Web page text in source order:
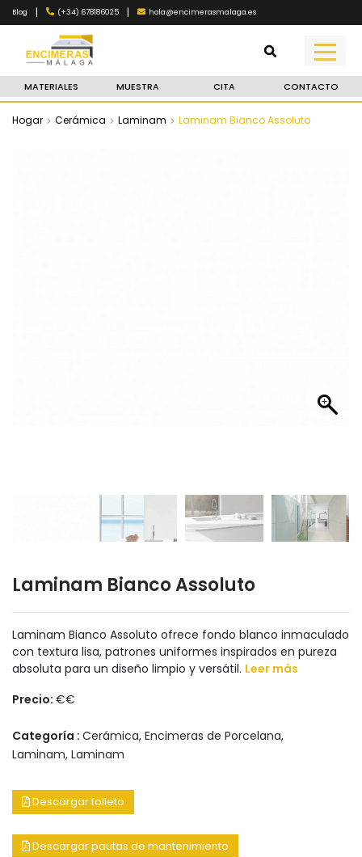
Blog | (+34) 678186025 | hola@encimerasmalaga.es
MATERIALES MUESTRA CITA CONTACTO
Hogar Cerámica Laminam Laminam Bianco Assoluto
Laminam Bianco Assoluto
Laminam Bianco Assoluto ofrece fondo blanco inmaculado
con textura lisa, patrones uniformes inspirados en pureza
absoluta para un diseño limpio y versátil. Leer más
Precio: €€
Categoría : Cerámica, Encimeras de Porcelana,
Laminam, Laminam
Descargar folleto
Descargar pautas de mantenimiento